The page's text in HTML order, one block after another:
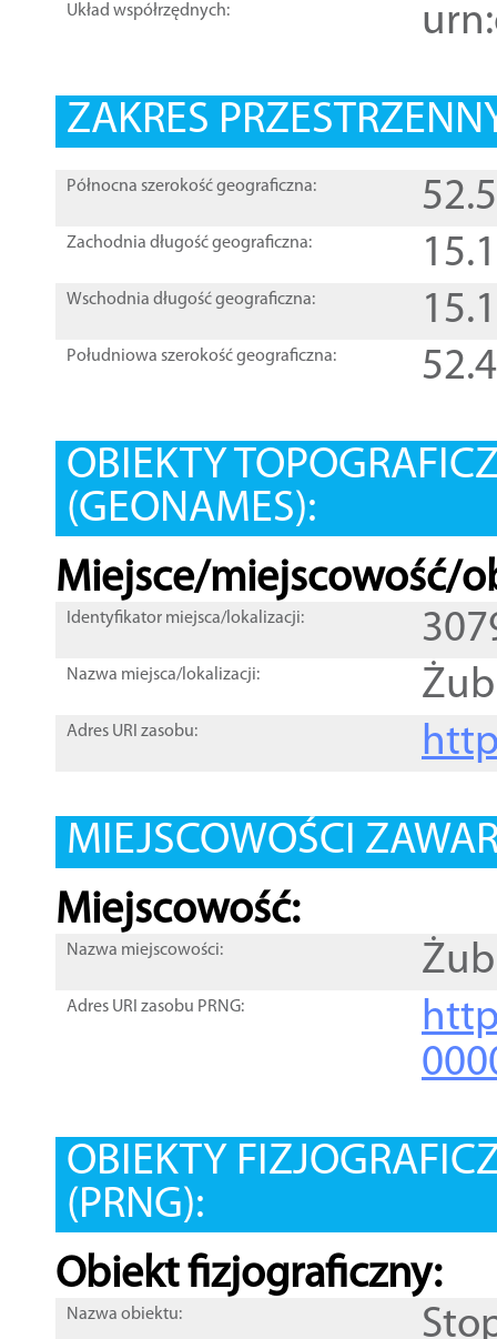
Układ współrzędnych:
ZAKRES
Północna szerokość geograficzna:
Zachodnia długość geograficzna:
Wschodnia długość geograficzna:
Południowa szerokość geograficzna:
OBIEKTY
(GEONAMES):
Miejsce/miejscowość/
Identyfikator miejsca/lokalizacji:
Nazwa miejsca/lokalizacji:
Adres URI zasobu:
MIEJSCOWOŚCI
Miejscowość:
Nazwa miejscowości:
Adres URI zasobu PRNG:
OBIEKTY
(PRNG):
Obiekt fizjograficzny:
Nazwa obiektu: